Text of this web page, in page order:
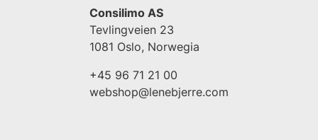
Consilimo AS
Tevlingveien 23
1081 Oslo, Norwegia
+45 96 71 21 00
webshop@lenebjerre.com